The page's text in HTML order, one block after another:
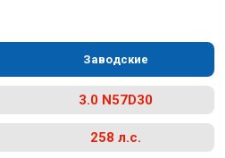
Заводские
3.0 N57D30
258 л.с.